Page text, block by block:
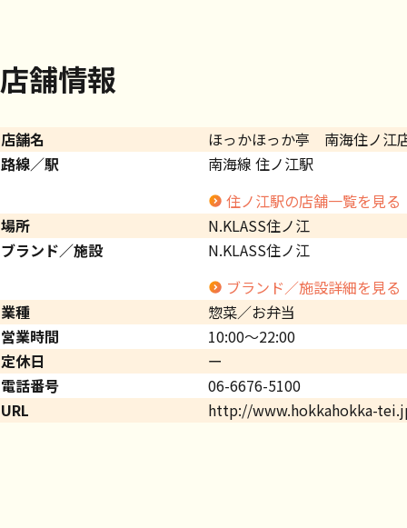
店舗情報
店舗名
ほっかほっか亭 南海住ノ江
路線／駅
南海線 住ノ江駅
住ノ江駅の店舗一覧を見る
場所
N.KLASS住ノ江
ブランド／施設
N.KLASS住ノ江
ブランド／施設詳細を見る
業種
惣菜／お弁当
営業時間
10:00～22:00
定休日
ー
電話番号
06-6676-5100
URL
http://www.hokkahokka-